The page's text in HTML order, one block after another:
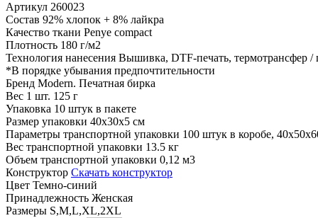
Артикул 260023
Состав 92% хлопок + 8% лайкра
Качество ткани Penye compact
Плотность 180 г/м2
Технология нанесения Вышивка, DTF-печать, термотрансфер
*В порядке убывания предпочтительности
Бренд Modern. Печатная бирка
Вес 1 шт. 125 г
Упаковка 10 штук в пакете
Размер упаковки 40х30х5 см
Параметры транспортной упаковки 100 штук в коробе,
Вес транспортной упаковки 13.5 кг
Объем транспортной упаковки 0,12 м3
Конструктор Скачать конструктор
Цвет Темно-синий
Принадлежность Женская
Размеры S,M,L,XL,2XL